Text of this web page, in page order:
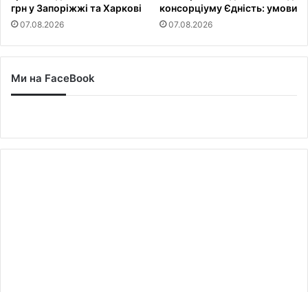
грн у Запоріжжі та Харкові
07.08.2026
консорціуму Єдність: умови
07.08.2026
Ми на FaceBook